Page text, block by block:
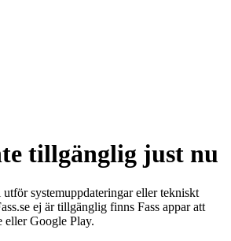
tillgänglig just nu
systemuppdateringar eller tekniskt
ej är tillgänglig finns Fass appar att
eller Google Play.